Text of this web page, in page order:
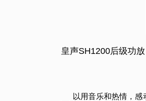
皇声SH1200后级功放
以用音乐和热情，感